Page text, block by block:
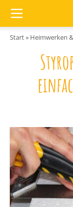
Start» Heimwerken